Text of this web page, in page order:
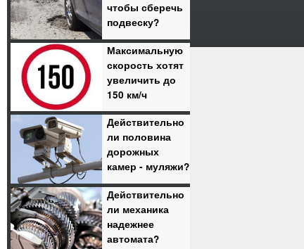
чтобы сберечь
подвеску?
Максимальную
скорость хотят
увеличить до
150 км/ч
Действительно
ли половина
дорожных
камер - муляжи?
Действительно
ли механика
надежнее
автомата?